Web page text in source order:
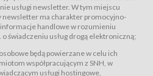
mowa w ust. 2 pkt. 4 i 5 poniżej, których
odrębne regulaminy,
danych osobowych Usługobiorców
w rozumieniu ustawy z dnia 18 lipca
elektroniczną (Dz.U. z 2002 r., Nr 144, poz.
są nieodpłatnie.
usługi newsletter. W tym miejscu
ma charakter promocyjno-
handlowe w rozumieniu
o świadczeniu usług drogą elektroniczną;
będą powierzane w celu ich
współpracującym z SNH, w
usługi hostingowe,